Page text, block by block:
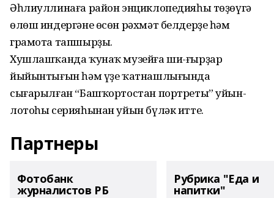
Әһлиуллинаға район энциклопедияһы төҙөүгә
өлөш индергәне өсөн рәхмәт белдерҙе һәм
грамота тапшырҙы.
Хушлашҡанда ҡунаҡ музейға ши-ғырҙар
йыйынтығын һәм үҙе ҡатнашлығында
сығарылған “Башҡортостан портреты” уйын-
лотоһы серияһынан уйын бүләк итте.
Партнеры
Фотобанк
журналистов РБ
Рубрика "Еда и
напитки"